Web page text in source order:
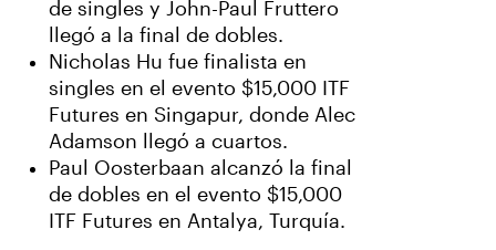
de singles y John-Paul Fruttero
llegó a la final de dobles.
Nicholas Hu fue finalista en
singles en el evento $15,000 ITF
Futures en Singapur, donde Alec
Adamson llegó a cuartos.
Paul Oosterbaan alcanzó la final
de dobles en el evento $15,000
ITF Futures en Antalya, Turquía.